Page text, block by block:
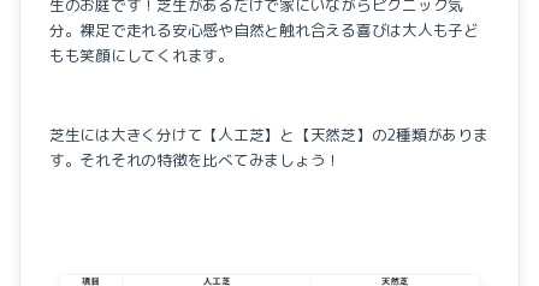
分。裸足で走れる安心感や自然と触れ合える喜びは大人も子ど
もも笑顔にしてくれます。
芝生には大きく分けて【人工芝】と【天然芝】の2種類がありま
す。それそれの特徴を比べてみましょう！